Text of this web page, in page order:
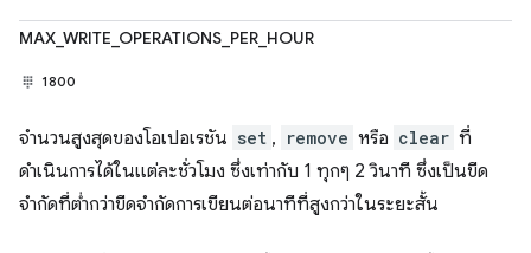
MAX_WRITE_OPERATIONS_PER_HOUR
1800
จำนวนสูงสุดของโอเปอเรชัน set , remove หรือ clear ที่
ดำเนินการได้ในแต่ละชั่วโมง ซึ่งเท่ากับ 1 ทุกๆ 2 วินาที ซึ่งเป็นขีด
จำกัดที่ต่ำกว่าขีดจำกัดการเขียนต่อนาทีที่สูงกว่าในระยะสั้น